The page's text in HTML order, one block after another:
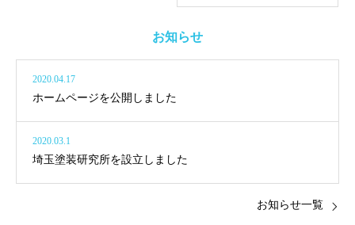
お知らせ
2020.04.17
ホームページを公開しました
2020.03.1
埼玉塗装研究所を設立しました
お知らせ一覧